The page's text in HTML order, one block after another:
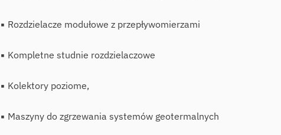
▪ Rozdzielacze modułowe z przepływomierzami
▪ Kompletne studnie rozdzielaczowe
▪ Kolektory poziome,
▪ Maszyny do zgrzewania systemów geotermalnych